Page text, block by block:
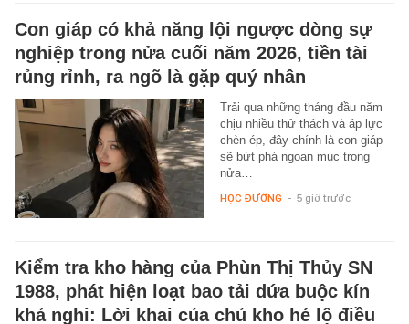
Con giáp có khả năng lội ngược dòng sự
nghiệp trong nửa cuối năm 2026, tiền tài
rủng rỉnh, ra ngõ là gặp quý nhân
Trải qua những tháng đầu năm
chịu nhiều thử thách và áp lực
chèn ép, đây chính là con giáp
sẽ bứt phá ngoạn mục trong
nửa…
HỌC ĐƯỜNG - 5 giờ trước
Kiểm tra kho hàng của Phùn Thị Thủy SN
1988, phát hiện loạt bao tải dứa buộc kín
khả nghi: Lời khai của chủ kho hé lộ điều